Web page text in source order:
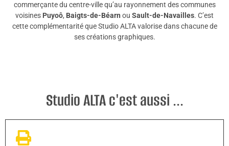
commerçante du centre-ville qu’au rayonnement des communes
voisines Puyoô, Baigts-de-Béarn ou Sault-de-Navailles. C’est
cette complémentarité que Studio ALTA valorise dans chacune de
ses créations graphiques.
Studio ALTA c'est aussi ...